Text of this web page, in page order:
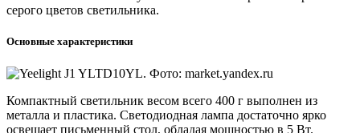
серого цветов светильника.
Основные характеристики
Компактный светильник весом всего 400 г выполнен из
металла и пластика. Светодиодная лампа достаточно ярко
освещает письменный стол, обладая мощностью в 5 Вт.